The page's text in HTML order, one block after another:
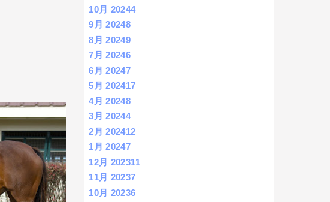
10月 20244
9月 20248
8月 20249
7月 20246
6月 20247
5月 202417
4月 20248
3月 20244
2月 202412
1月 20247
12月 202311
11月 20237
10月 20236